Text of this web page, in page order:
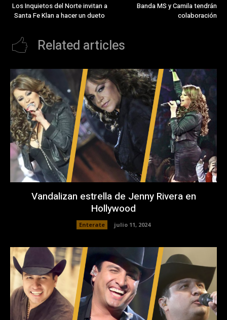
Los Inquietos del Norte invitan a
Santa Fe Klan a hacer un dueto
Banda MS y Camila tendrán
colaboración
Related articles
Vandalizan estrella de Jenny Rivera en
Hollywood
Enterate julio 11, 2024